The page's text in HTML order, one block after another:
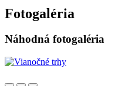
Fotogaléria
Náhodná fotogaléria